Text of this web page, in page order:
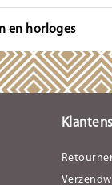
en horloges